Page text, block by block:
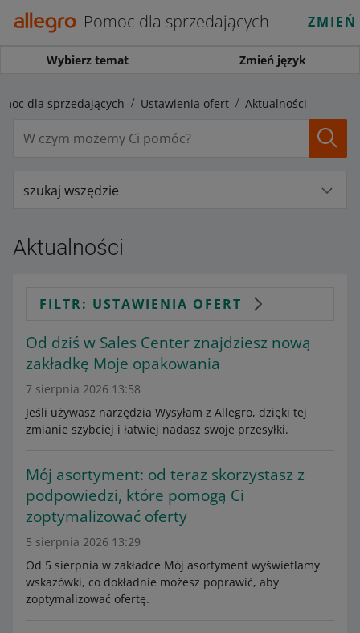
Pomoc dla sprzedających
Wybierz temat Zmień język
dla sprzedających Ustawienia ofert Aktualności
szukaj wszędzie
Aktualności
FILTR: USTAWIENIA OFERT
Od dziś w Sales Center znajdziesz nową
zakładkę Moje opakowania
7 sierpnia 2026 13:58
Jeśli używasz narzędzia Wysyłam z Allegro, dzięki tej
zmianie szybciej i łatwiej nadasz swoje przesyłki.
Mój asortyment: od teraz skorzystasz z
podpowiedzi, które pomogą Ci
zoptymalizować oferty
5 sierpnia 2026 13:29
Od 5 sierpnia w zakładce Mój asortyment wyświetlamy
wskazówki, co dokładnie możesz poprawić, aby
zoptymalizować ofertę.